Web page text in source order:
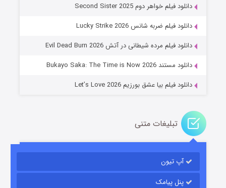
جادوگری در مغولستان
باب اسفنجی فصل ۱۷
قسمت۶ (زیرنویس) منتشر شد
دانلود فیلم خواهر دوم Second Sister 2025
دانلود فیلم ضربه شانس Lucky Strike 2026
دانلود فیلم مرده شیطانی در آتش Evil Dead Burn 2026
دانلود مستند Bukayo Saka: The Time is Now 2026
دانلود فیلم بیا عشق بورزیم Let’s Love 2026
تبلیغات متنی
آپ تیون
پنل پیامک